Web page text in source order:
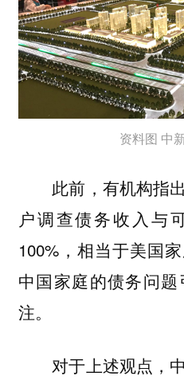
资料图 中新
此前，有机构指出
户调查债务收入与
100%，相当于美国
中国家庭的债务问
注。
对于上述观点，中